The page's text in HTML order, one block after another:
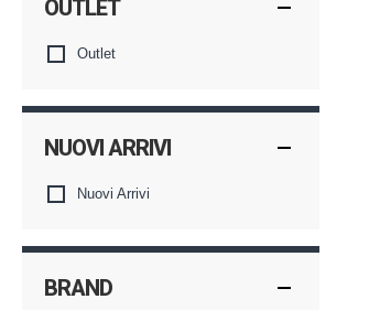
OUTLET
Outlet
NUOVI ARRIVI
Nuovi Arrivi
BRAND